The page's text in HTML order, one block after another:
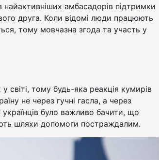
найактивніших амбасадорів підтримки
друга. Коли відомі люди працюють
тому мовчазна згода та участь у
світі, тому будь-яка реакція кумирів
не через гучні гасла, а через
було важливо бачити, що
шляхи допомоги постраждалим.